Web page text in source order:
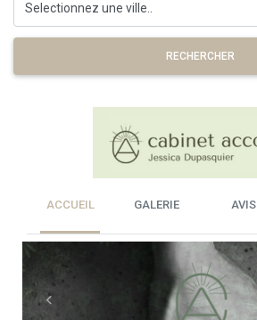
Selectionnez une ville..
RECHERCHER
ACCUEIL GALERIE AVIS
Previous